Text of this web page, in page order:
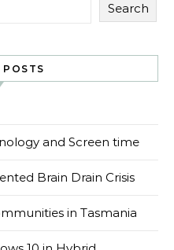
Search
POSTS
and Screen time
Brain Drain Crisis
in Tasmania